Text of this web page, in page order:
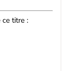
titre :